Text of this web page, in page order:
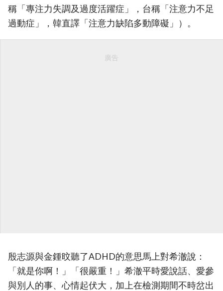
稱「專注力失調及過度活躍症」，台稱「注意力不足
過動症」，韓直譯「注意力缺陷多動障礙」）。
廣告
殷志源與金鍾旼聽了ADHD的意思馬上對希澈說：
「就是你啊！」「很嚴重！」希澈平時愛說話、愛參
與別人的事、心情起伏大，加上在檢測期間不時岔出